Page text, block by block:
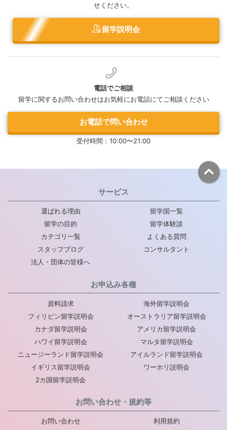
せください。
留学説明会
電話でご相談
留学に関するお問い合わせはお気軽にお電話にてご相談ください
お電話で問い合わせ
受付時間：10:00〜21:00
サービス
選ばれる理由
留学国一覧
留学の目的
留学体験談
カテゴリ一覧
よくある質問
スタッフブログ
コンサルタント
法人・団体の皆様へ
お申込み各種
資料請求
海外留学説明会
フィリピン留学説明会
オーストラリア留学説明会
カナダ留学説明会
アメリカ留学説明会
ハワイ留学説明会
マルタ留学説明会
ニュージーランド留学説明会
アイルランド留学説明会
イギリス留学説明会
ワーホリ説明会
2カ国留学説明会
お問い合わせ・規約等
お問い合わせ
利用規約